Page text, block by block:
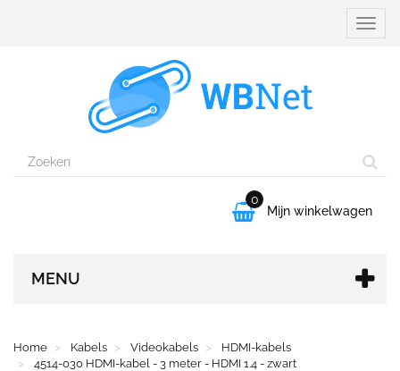

0
Mijn winkelwagen
MENU
Home Kabels Videokabels
HDMI-kabels
4514-030 HDMI-kabel - 3 meter - HDMI 1.4 - zwart